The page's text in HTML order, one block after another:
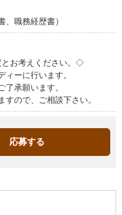
、職務経歴書）
お考えください。◇
ーに行います。
承願います。
ので、ご相談下さい。
応募する